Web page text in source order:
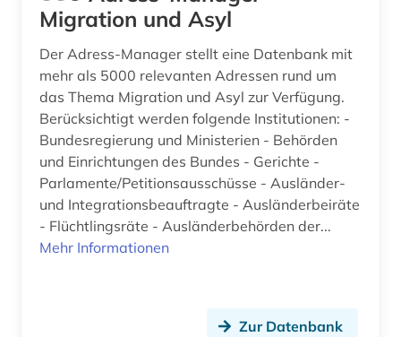
bundeskanzleramt (1)
bundesregierung (3)
bundesrepublik deutschland (1)
bundesrepublik deutschland 1949-1990 (1)
diktatur (1)
bundestag (4)
Migration und Asyl
Der Adress-Manager stellt eine Datenbank mit
mehr als 5000 relevanten Adressen rund um
das Thema Migration und Asyl zur Verfügung.
Berücksichtigt werden folgende Institutionen: -
Bundesregierung und Ministerien - Behörden
und Einrichtungen des Bundes - Gerichte -
Parlamente/Petitionsausschüsse - Ausländer-
und Integrationsbeauftragte - Ausländerbeiräte
- Flüchtlingsräte - Ausländerbehörden der...
Mehr Informationen
Zur Datenbank